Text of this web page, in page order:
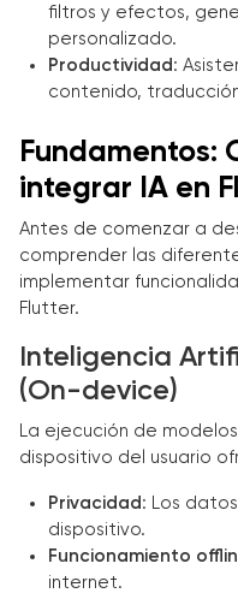
filtros y efectos,
personalizado.
Productividad :
contenido,
Fundamentos:
integrar IA en
Antes de comenzar a
comprender las
implementar
Flutter.
Inteligencia
(On-device)
La ejecución de
dispositivo del usuario
Privacidad : Los
dispositivo.
Funcionamiento
internet.